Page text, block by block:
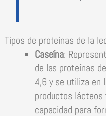
Tipos de proteínas de la
Caseína:
de las proteínas
4,6 y se utiliza en
productos lácteos
capacidad para